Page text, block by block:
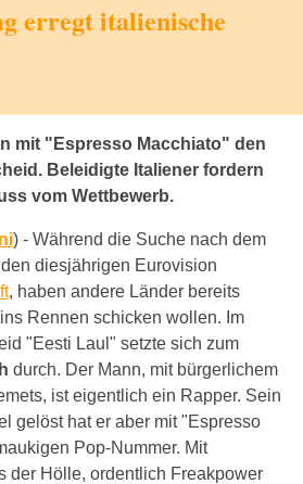
erregt italienische
mit "Espresso Macchiato" den
Beleidigte Italiener fordern
vom Wettbewerb.
) - Während die Suche nach dem
diesjährigen Eurovision
, haben andere Länder bereits
Rennen schicken wollen. Im
"Eesti Laul" setzte sich zum
durch. Der Mann, mit bürgerlichem
ist eigentlich ein Rapper. Sein
gelöst hat er aber mit "Espresso
Pop-Nummer. Mit
der Hölle, ordentlich Freakpower